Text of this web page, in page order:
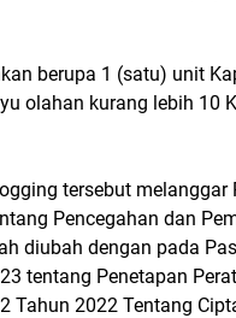
berupa 1 (satu) unit
olahan kurang lebih 10
tersebut melanggar
Pencegahan dan
diubah dengan pada
tentang Penetapan
Tahun 2022 Tentang